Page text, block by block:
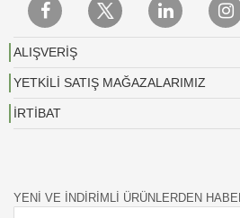
ALIŞVERİŞ
YETKİLİ SATIŞ MAĞAZALARIMIZ
İRTİBAT
YENİ VE İNDİRİMLİ ÜRÜNLERDEN